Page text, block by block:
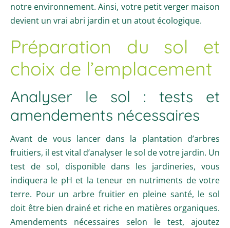
notre environnement. Ainsi, votre petit verger maison
devient un vrai abri jardin et un atout écologique.
Préparation du sol et
choix de l’emplacement
Analyser le sol : tests et
amendements nécessaires
Avant de vous lancer dans la plantation d’arbres
fruitiers, il est vital d’analyser le sol de votre jardin. Un
test de sol, disponible dans les jardineries, vous
indiquera le pH et la teneur en nutriments de votre
terre. Pour un arbre fruitier en pleine santé, le sol
doit être bien drainé et riche en matières organiques.
Amendements nécessaires selon le test, ajoutez